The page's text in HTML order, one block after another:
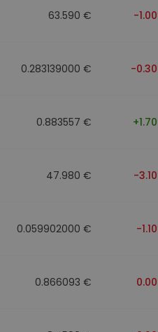
63.590 € -
0.283139000 € -
0.883557 €
47.980 € -
0.059902000 € -
0.866093 €